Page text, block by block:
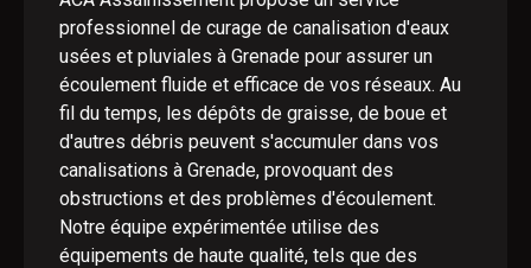
professionnel de curage de canalisation d'eaux
usées et pluviales à Grenade pour assurer un
écoulement fluide et efficace de vos réseaux. Au
fil du temps, les dépôts de graisse, de boue et
d'autres débris peuvent s'accumuler dans vos
canalisations à Grenade, provoquant des
obstructions et des problèmes d'écoulement.
Notre équipe expérimentée utilise des
équipements de haute qualité, tels que des